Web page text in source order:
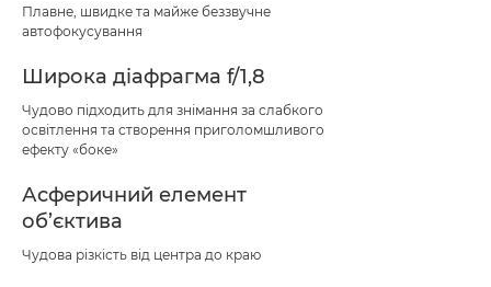
Плавне, швидке та майже беззвучне
автофокусування
Широка діафрагма f/1,8
Чудово підходить для знімання за слабкого
освітлення та створення приголомшливого
ефекту «боке»
Асферичний елемент
об’єктива
Чудова різкість від центра до краю